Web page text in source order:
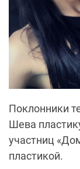
Поклонники
Шева
участниц
пластикой.